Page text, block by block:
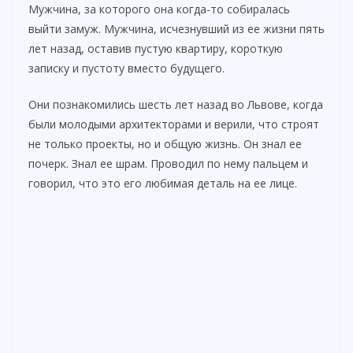
Мужчина, за которого она когда-то собиралась
выйти замуж. Мужчина, исчезнувший из ее жизни пять
лет назад, оставив пустую квартиру, короткую
записку и пустоту вместо будущего.
Они познакомились шесть лет назад во Львове, когда
были молодыми архитекторами и верили, что строят
не только проекты, но и общую жизнь. Он знал ее
почерк. Знал ее шрам. Проводил по нему пальцем и
говорил, что это его любимая деталь на ее лице.